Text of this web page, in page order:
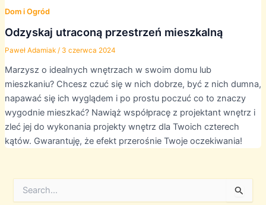
Dom i Ogród
Odzyskaj utraconą przestrzeń mieszkalną
Paweł Adamiak / 3 czerwca 2024
Marzysz o idealnych wnętrzach w swoim domu lub
mieszkaniu? Chcesz czuć się w nich dobrze, być z nich dumna,
napawać się ich wyglądem i po prostu poczuć co to znaczy
wygodnie mieszkać? Nawiąż współpracę z projektant wnętrz i
zleć jej do wykonania projekty wnętrz dla Twoich czterech
kątów. Gwarantuję, że efekt przerośnie Twoje oczekiwania!